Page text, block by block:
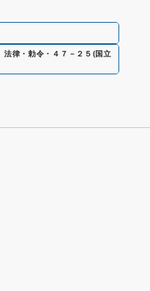
法律・勅令・４７－２５ (国立